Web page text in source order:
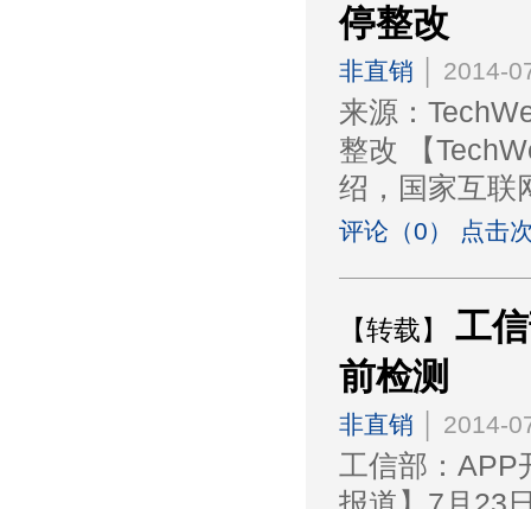
停整改
非直销 │ 2014-
来源：
整改 【
绍，国家互联
评论（0） 点击
【转载】
工
前检测
非直销 │ 2014-
工信部：APP